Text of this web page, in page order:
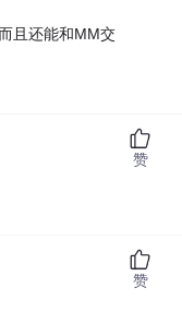
且还能和MM交
赞
赞